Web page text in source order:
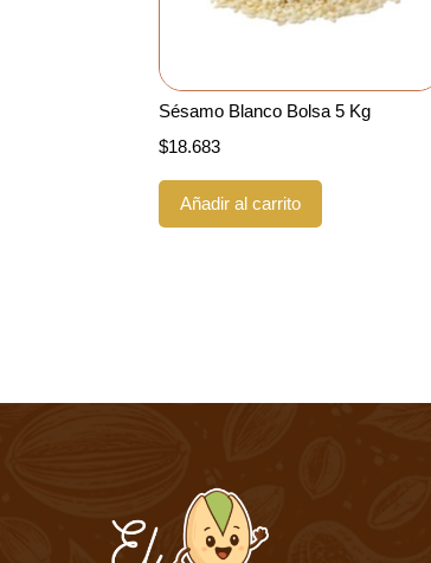
Sésamo Blanco Bolsa 5 Kg
$18.683
Añadir al carrito